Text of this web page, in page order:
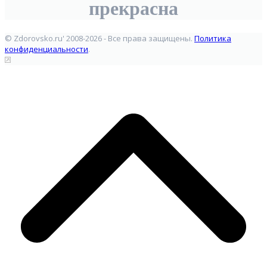
прекрасна
© Zdorovsko.ru' 2008-2026 - Все права защищены. Политика
конфиденциальности.